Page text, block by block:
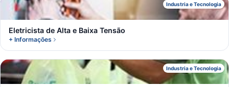
Industria e Tecnologia
E
Eletricista de Alta e Baixa Tensão
+ Informações
Industria e Tecnologia
E